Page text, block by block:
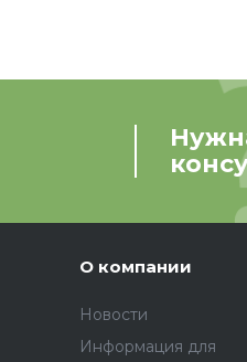
О компании
Новости
Информация для